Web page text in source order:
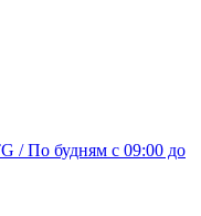
/ По будням c 09:00 до